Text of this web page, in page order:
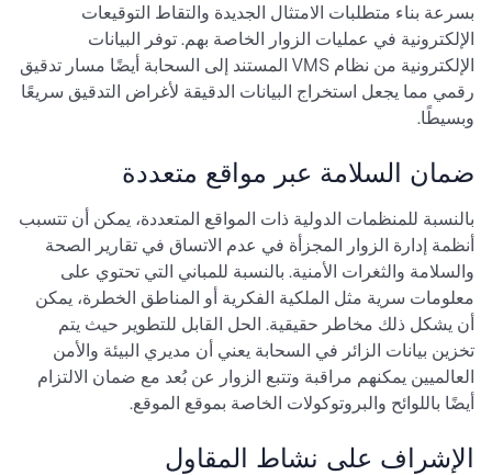
بسرعة بناء متطلبات الامتثال الجديدة والتقاط التوقيعات
الإلكترونية في عمليات الزوار الخاصة بهم. توفر البيانات
الإلكترونية من نظام VMS المستند إلى السحابة أيضًا مسار تدقيق
رقمي مما يجعل استخراج البيانات الدقيقة لأغراض التدقيق سريعًا
وبسيطًا.
ضمان السلامة عبر مواقع متعددة
بالنسبة للمنظمات الدولية ذات المواقع المتعددة، يمكن أن تتسبب
أنظمة إدارة الزوار المجزأة في عدم الاتساق في تقارير الصحة
والسلامة والثغرات الأمنية. بالنسبة للمباني التي تحتوي على
معلومات سرية مثل الملكية الفكرية أو المناطق الخطرة، يمكن
أن يشكل ذلك مخاطر حقيقية. الحل القابل للتطوير حيث يتم
تخزين بيانات الزائر في السحابة يعني أن مديري البيئة والأمن
العالميين يمكنهم مراقبة وتتبع الزوار عن بُعد مع ضمان الالتزام
أيضًا باللوائح والبروتوكولات الخاصة بموقع الموقع.
الإشراف على نشاط المقاول